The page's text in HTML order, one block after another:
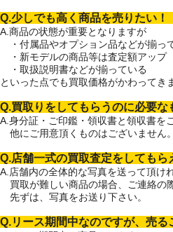
Q.少しでも高く商品を売りたい
A.商品の状態が重要となりますが
・付属品やオプション品などが揃っ
・新モデルの商品等は査定額アップ
・取扱説明書などが揃っている
といった点でも買取価格がかわってき
Q.買取りをしてもらうのに必要な
A.身分証・ご印鑑・領収書と領収書を
他にご用意頂くものはございません。
Q.店舗一式の買取査定をしてもら
A.店舗内の全体的な写真を送って頂け
買取が難しい商品の場合、ご連絡の
先ずは、写真をお送り下さい。
Q.リース期間中なのですが、売る